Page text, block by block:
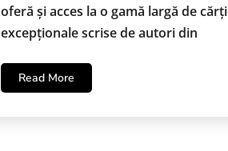
oferă și acces la o gamă largă de cărți
excepționale scrise de autori din
Read More